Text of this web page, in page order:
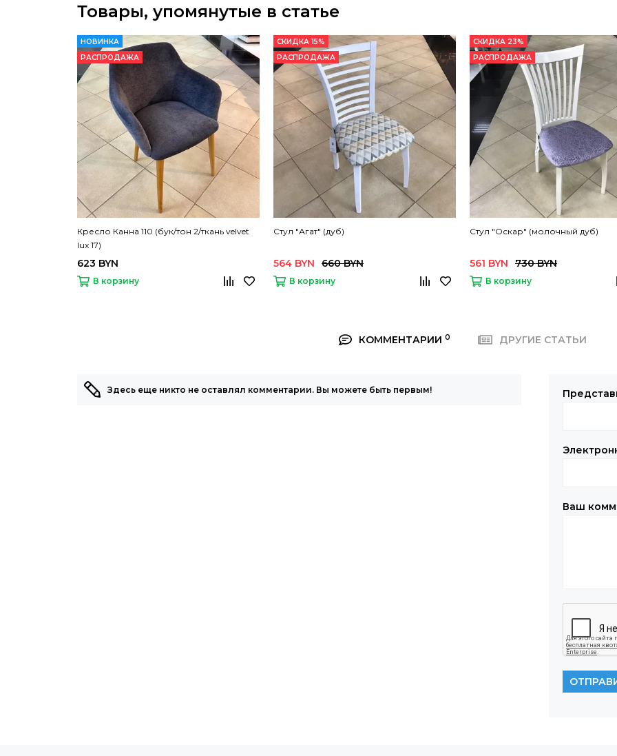
Товары, упомянутые в статье
НОВИНКА
РАСПРОДАЖА
Кресло Канна 110 (бук/тон 2/ткань velvet
lux 17)
623 BYN
В корзину
СКИДКА 15%
РАСПРОДАЖА
Стул "Агат" (дуб)
564 BYN 660 BYN
В корзину
СКИДКА 23%
РАСПРОДАЖА
Стул "Оскар" (молочный дуб)
561 BYN 730 BYN
В корзину
КОММЕНТАРИИ 0 ДРУГИЕ СТАТЬИ
Здесь еще никто не оставлял комментарии. Вы можете быть первым!
Ваш